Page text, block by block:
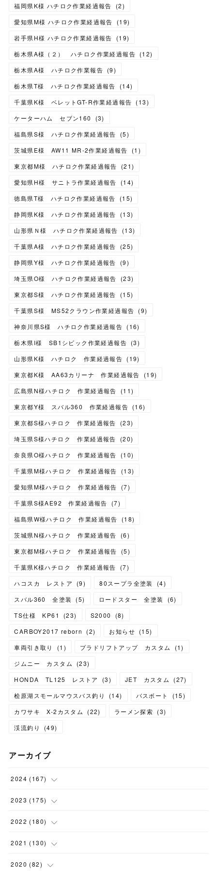
福岡県K様 ハチロク作業経過報告 (2)
愛知県M様 ハチロク作業経過報告
(19)
岩手県H様 ハチロク作業経過報告
(19)
栃木県A様（２） ハチロク作業経過報告 (12)
栃木県A様 ハチロク作業報告 (9)
栃木県T様 ハチロク作業経過報告
(14)
千葉県K様 ベレットGT-R作業経過報告 (13)
ケーターハム セブン160
(3)
福島県S様 ハチロク作業経過報告
(5)
茨城県E様 AW11 MR-2作業経過報告
(1 )
東京都M様 ハチロク作業経過報告
(21)
愛知県H様 サニトラ作業経過報告
(14)
徳島県T様 ハチロク作業経過報告
(15)
静岡県K様 ハチロク作業経過報告
(13)
山形県Ｎ様 ハチロク作業経過報告
(13)
千葉県A様 ハチロク作業経過報告
(25)
静岡県Y様 ハチロク作業経過報告
(9)
埼玉県O様 ハチロク作業経過報告
(23)
東京都S様 ハチロク作業経過報告
(15)
千葉県S様 MS52クラウン作業経過報告 (9)
神奈川県S様 ハチロク作業経過報告 (16)
栃木県I様 SB1シビック作業経過報告 (3)
山形県K様 ハチロク 作業経過報告 (19)
東京都K様 AA63カリーナ 作業経過報告
(19)
広島県N様ハチロク 作業経過報告
(11)
東京都Y様 スバル360 作業経過報告 (16)
東京都S様ハチロク 作業経過報告
(23)
埼玉県S様ハチロク 作業経過報告
(20)
奈良県O様ハチロク 作業経過報告
(10)
千葉県M様ハチロク 作業経過報告
(13)
愛知県M様ハチロク 作業経過報告
(7)
千葉県S様AE92 作業経過報告
(7)
福島県W様ハチロク 作業経過報告
(18)
茨城県N様ハチロク 作業経過報告
(6)
東京都M様ハチロク 作業経過報告
(5)
千葉県K様ハチロク 作業経過報告
(7)
ハコスカ レストア
(9) 80スープラ全塗装 (4)
スバル360 全塗装
(5) ロードスター 全塗装 (6)
TS仕様 KP61
(23) S2000 (8)
CARBOY2017 reborn
(2) お知らせ (15)
車両引き取り
(1 ) プラドリフトアップ カスタム (1)
ジムニー カスタム
(23)
HONDA TL125 レストア
(3) JET カスタム (27)
桧原湖スモールマウスバス釣り
(14) バスボート (15)
カワサキ X-2カスタム
(22) ラーメン探索 (3)
渓流釣り
(49)
アーカイブ
2024 (167)
(11)
(24)
(23)
( 23
2023 (175)
(12)
(18)
(16
2022 (180)
(17)
(15
2021 (130)
(10
2020 (82)